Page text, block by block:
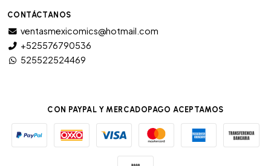
CONTÁCTANOS
ventasmexicomics@hotmail.com
+525576790536
525522524469
CON PAYPAL Y MERCADOPAGO ACEPTAMOS